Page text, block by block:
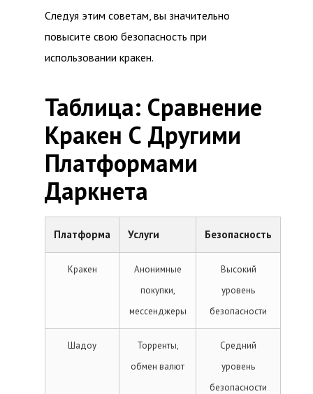
Следуя этим советам, вы значительно
повысите свою безопасность при
использовании кракен.
Таблица: Сравнение
Кракен С Другими
Платформами
Даркнета
Платформа Услуги Безопасность
Кракен
Анонимные
покупки,
мессенджеры
Высокий
уровень
безопасности
Шадоу
Торренты,
обмен валют
Средний
уровень
безопасности